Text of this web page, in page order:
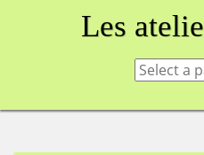
Les